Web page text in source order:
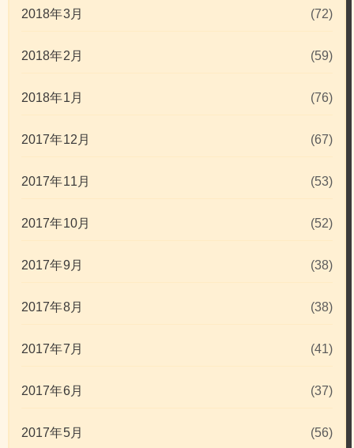
2018年3月 (72)
2018年2月 (59)
2018年1月 (76)
2017年12月 (67)
2017年11月 (53)
2017年10月 (52)
2017年9月 (38)
2017年8月 (38)
2017年7月 (41)
2017年6月 (37)
2017年5月 (56)